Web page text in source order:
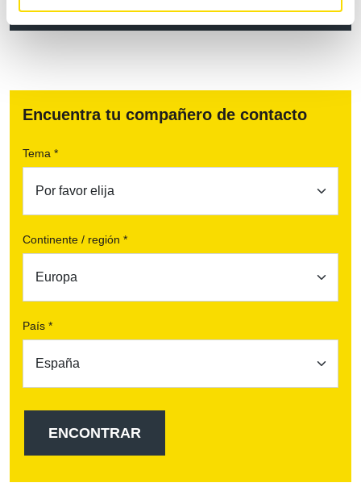
Encuentra tu compañero de contacto
Tema *
Continente / región *
País *